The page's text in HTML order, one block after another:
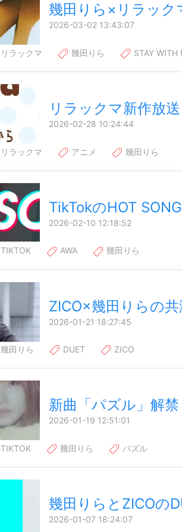
幾田りら×リラック
2026-03-02 13:43:07
リラックマ 幾田りら STAY WITH
リラックマ新作放送
2026-02-28 10:24:44
リラックマ アニメ 幾田りら
TikTokのHOT SONG
2026-02-10 12:18:52
TIKTOK AWA 幾田りら
ZICO×幾田りらの共
2026-01-21 18:27:45
幾田りら DUET ZICO
新曲「パズル」解禁
2026-01-19 12:51:01
TIKTOK 幾田りら パズル
幾田りらとZICOの
2026-01-07 18:24:07